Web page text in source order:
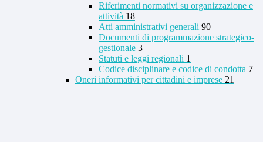
Riferimenti normativi su organizzazione e
attività 18
Atti amministrativi generali 90
Documenti di programmazione strategico-
gestionale 3
Statuti e leggi regionali 1
Codice disciplinare e codice di condotta 7
Oneri informativi per cittadini e imprese 21